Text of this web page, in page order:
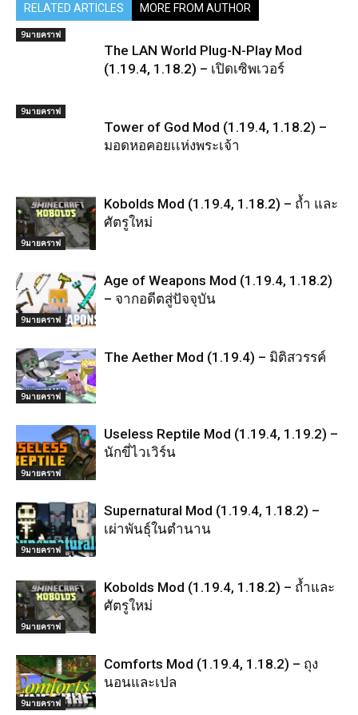
RELATED ARTICLES MORE FROM AUTHOR
9มายคราฟ
The LAN World Plug-N-Play Mod
(1.19.4, 1.18.2) – เปิดเซิพเวอร์
9มายคราฟ
Tower of God Mod (1.19.4, 1.18.2) –
มอดหอคอยเเห่งพระเจ้า
9มายคราฟ
Kobolds Mod (1.19.4, 1.18.2) – ถ้ำ และ
ศัตรูใหม่
9มายคราฟ
Age of Weapons Mod (1.19.4, 1.18.2)
– จากอดีตสู่ปัจจุบัน
9มายคราฟ
The Aether Mod (1.19.4) – มิติสวรรค์
9มายคราฟ
Useless Reptile Mod (1.19.4, 1.19.2) –
นักขี่ไวเวิร์น
9มายคราฟ
Supernatural Mod (1.19.4, 1.18.2) –
เผ่าพันธุ์ในตำนาน
9มายคราฟ
Kobolds Mod (1.19.4, 1.18.2) – ถ้ำและ
ศัตรูใหม่
9มายคราฟ
Comforts Mod (1.19.4, 1.18.2) – ถุง
นอนและเปล